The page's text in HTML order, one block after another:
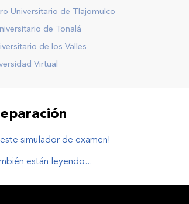
Universitario de Tlajomulco
de Tonalá
de los Valles
Virtual
simulador de examen!
están leyendo...